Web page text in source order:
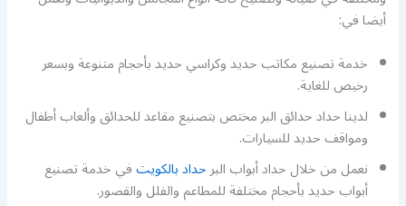
أيضا في:
خدمة تصنيع مكاتب حديد وكراسي حديد بأحجام متنوعة وبسعر
رخيص للغاية.
لدينا حداد حدائق البر مختص بتصنيع مقاعد للحدائق وألعاب أطفال
ومواقف حديد للسيارات.
نعمل من خلال حداد أبواب البرحداد بالكويتفي خدمة تصنيع
أبواب حديد بأحجام مختلفة للمطاعم والفلل والقصور.